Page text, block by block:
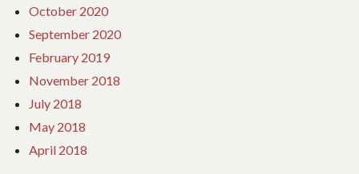
October 2020
September 2020
February 2019
November 2018
July 2018
May 2018
April 2018